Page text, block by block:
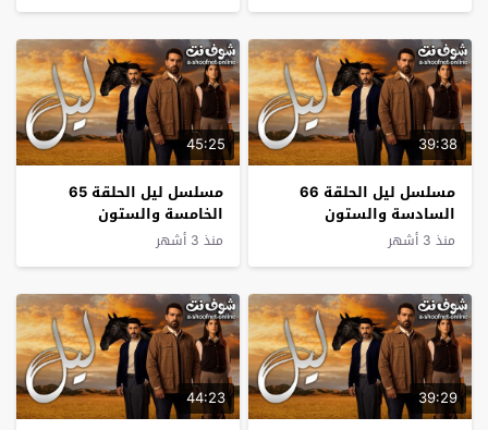
39:38
مسلسل ليل الحلقة 66
السادسة والستون
منذ 3 أشهر
45:25
مسلسل ليل الحلقة 65
الخامسة والستون
منذ 3 أشهر
39:29
44:23